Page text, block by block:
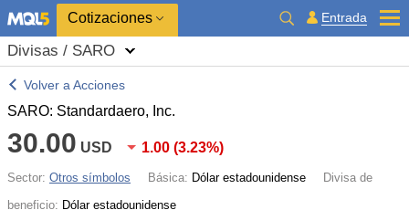
Cotizaciones Entrada
Divisas / SARO
Volver a Acciones
SARO: Standardaero, Inc.
30.00 USD 1.00 (3.23%)
Sector: Otros símbolos Básica: Dólar estadounidense
Divisa de
beneficio: Dólar estadounidense